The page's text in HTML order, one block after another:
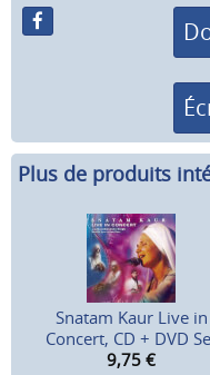
Plus de produits
Snatam Kaur Live in
Concert, CD + DVD
9,75 €